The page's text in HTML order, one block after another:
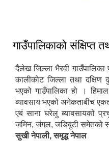
गाउँपालिकाको संक्षिप्त
दैलेख जिल्ला भैरवी गाउँपालिका
कालीकोट जिल्ला तथा दक्षिण
भएको गाउँपालिका हो ।
ब्यावसाय भएको अनेकताबीच
एबं साना घरेलु ब्याबसायको
जमिन, जंगल, जडिबुटी समेतको
सुखी नेपाली, समृद्ध नेपाल